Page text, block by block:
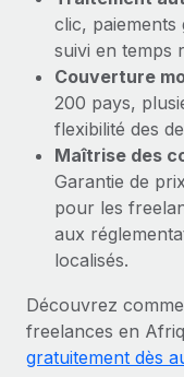
clic,
suivi en temps
Couverture
200 pays,
flexibilité des
Maîtrise des
Garantie de
pour les
aux
localisés.
Découvrez
freelances en
gratuitement dès